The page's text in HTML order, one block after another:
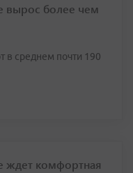
вырос более чем
в среднем почти 190
ждет комфортная